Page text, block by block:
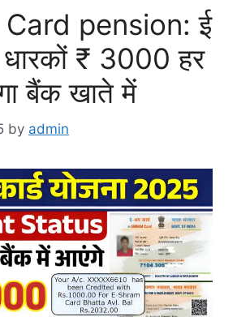
Card pension: ई
धारकों ₹ 3000 हर
बैंक खाते में
by admin